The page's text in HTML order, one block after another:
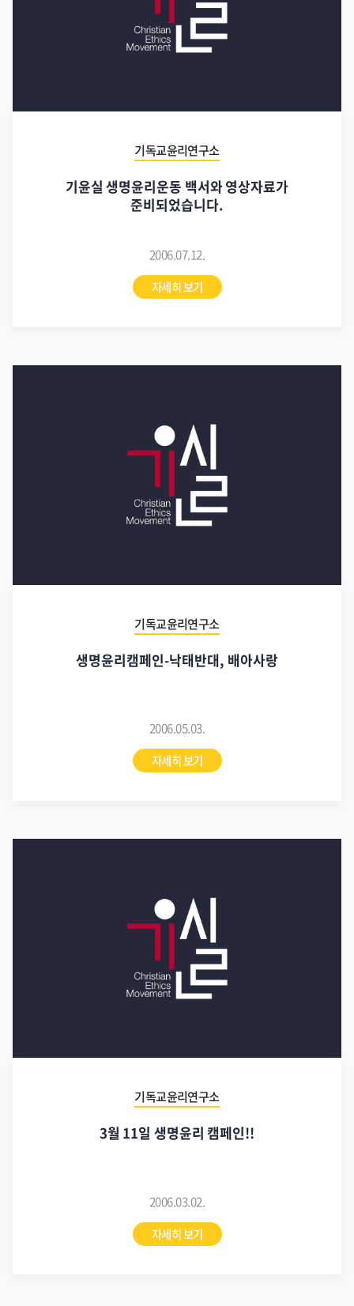
기독교윤리연구소
기윤실 생명윤리운동 백서와 영상자료가
준비되었습니다.
2006.07.12.
자세히 보기
기독교윤리연구소
생명윤리캠페인-낙태반대, 배아사랑
2006.05.03.
자세히 보기
기독교윤리연구소
3월 11일 생명윤리 캠페인!!
2006.03.02.
자세히 보기